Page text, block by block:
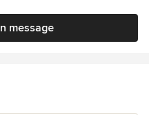
message